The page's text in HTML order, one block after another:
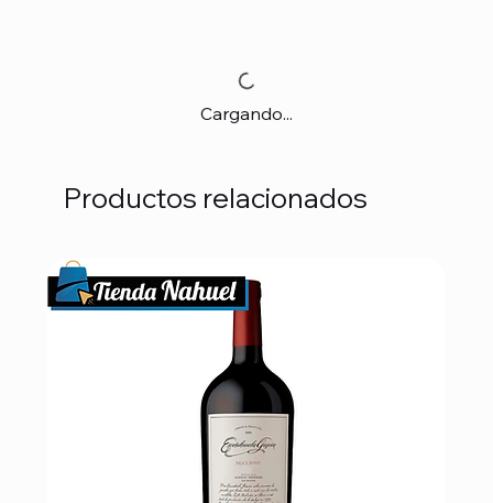
Cargando...
Productos relacionados